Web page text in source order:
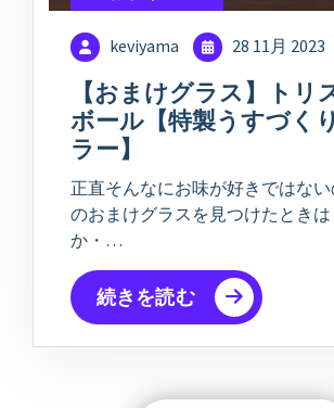
keviyama 28 11月 2023
【おまけグラス】トリ
ボール【特製うすづく
ラー】
正直そんなにお味が好きではない
のおまけグラスを見つけたとき
か・…
続きを読む